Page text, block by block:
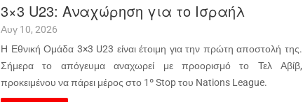
3×3 U23: Αναχώρηση για το Ισραήλ
Αυγ 10, 2026
Η Εθνική Ομάδα 3×3 U23 είναι έτοιμη για την πρώτη αποστολή της.
Σήμερα το απόγευμα αναχωρεί με προορισμό το Τελ Αβίβ,
προκειμένου να πάρει μέρος στο 1º Stop του Nations League.